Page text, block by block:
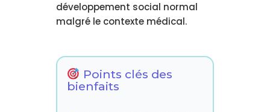
développement social normal
malgré le contexte médical.
Points clés des
bienfaits